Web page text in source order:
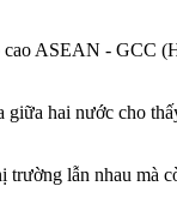
cao ASEAN - GCC
hai nước cho
lẫn nhau mà